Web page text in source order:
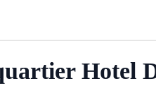
Hotel